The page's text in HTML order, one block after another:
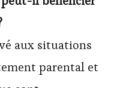
aux situations
parental et